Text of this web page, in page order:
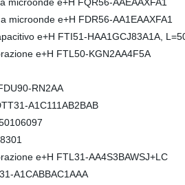
microonde e+H FDR56-AA1EAAXFA1
e+H FTI51-HAA1GCJ83A1A,
e+H FTL50-KGN2AA4F5A
RN2AA
A1C111AB2BAB
e+H FTL31-AA4S3BAWSJ+LC
A1CABBAC1AAA